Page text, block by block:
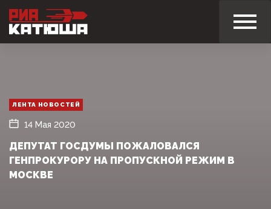
ЛЕНТА НОВОСТЕЙ
14 Мая 2020
ДЕПУТАТ ГОСДУМЫ ПОЖАЛОВАЛСЯ
ГЕНПРОКУРОРУ НА ПРОПУСКНОЙ РЕЖИМ В
МОСКВЕ